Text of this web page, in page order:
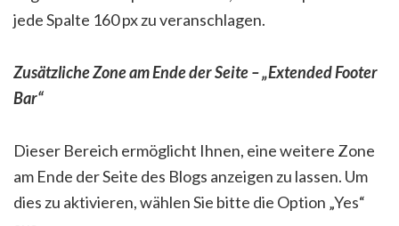
jede Spalte 160 px zu veranschlagen.
Zusätzliche Zone am Ende der Seite – „Extended Footer
Bar“
Dieser Bereich ermöglicht Ihnen, eine weitere Zone
am Ende der Seite des Blogs anzeigen zu lassen. Um
dies zu aktivieren, wählen Sie bitte die Option „Yes“